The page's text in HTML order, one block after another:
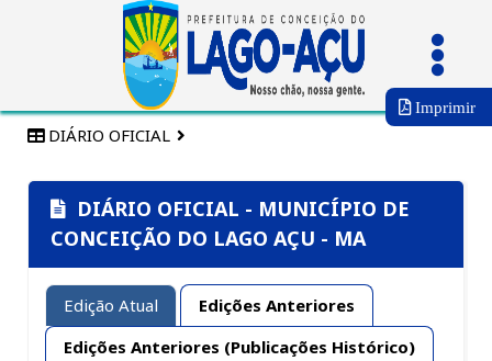
Imprimir
DIÁRIO OFICIAL
DIÁRIO OFICIAL - MUNICÍPIO DE
CONCEIÇÃO DO LAGO AÇU - MA
Edição Atual
Edições Anteriores
Edições Anteriores (Publicações Histórico)